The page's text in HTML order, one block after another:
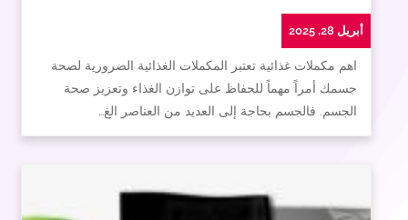
أبريل 28, 2025
اهم مكملات غذائية تعتبر المكملات الغذائية الضرورية لصحة
جسمك أمراً مهماً للحفاظ على توازن الغذاء وتعزيز صحة
الجسم. فالجسم بحاجة إلى العديد من العناصر الغ…